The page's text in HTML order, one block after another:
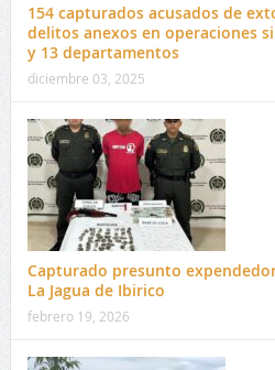
154 capturados acusados de
delitos anexos en operaciones
y 13 departamentos
diciembre 03, 2025
Capturado presunto
La Jagua de Ibirico
febrero 19, 2026